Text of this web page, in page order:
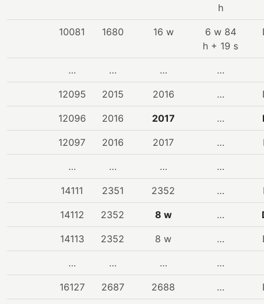
h
10081 1680 16 w
6 w 84
h + 19 s
… … … …
12095 2015 2016 …
12096 2016 2017 …
12097 2016 2017 …
… … … …
14111 2351 2352 …
14112 2352 8 w …
14113 2352 8 w …
… … … …
16127 2687 2688 …